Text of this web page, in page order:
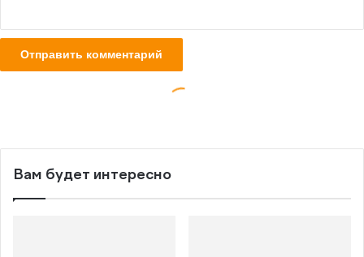
Вам будет интересно